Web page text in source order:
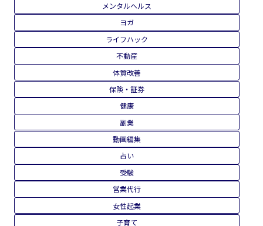
メンタルヘルス
ヨガ
ライフハック
不動産
体質改善
保険・証券
健康
副業
動画編集
占い
受験
営業代行
女性起業
子育て